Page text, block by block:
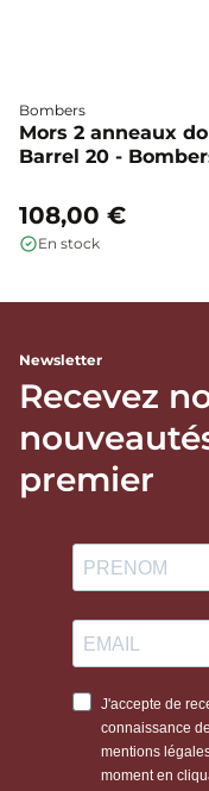
Bombers
Mors 2 anneaux
Barrel 20 -
108,00 €
En stock
Newsletter
Recevez
premier